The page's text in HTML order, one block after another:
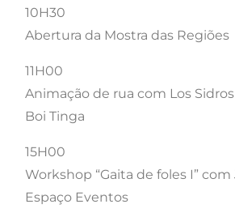
10H30
Abertura da Mostra das Regiões
11H00
Animação de rua com Los
Boi Tinga
15H00
Workshop “Gaita de foles I”
Espaço Eventos